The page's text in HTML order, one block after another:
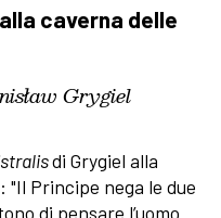
caverna delle
Grygiel
di Grygiel alla
Principe nega le due
di pensare l’uomo